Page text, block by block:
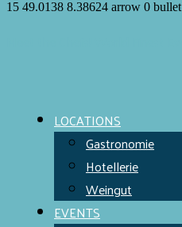
15 49.0138 8.38624 arrow 0 bullet
LOCATIONS
Gastronomie
Hotellerie
Weingut
EVENTS